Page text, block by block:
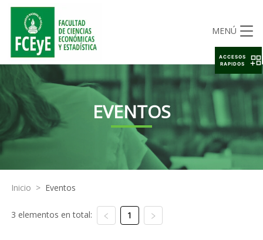
MENÚ
EVENTOS
Inicio > Eventos
3 elementos en total: 1
ACCESOS
RAPIDOS